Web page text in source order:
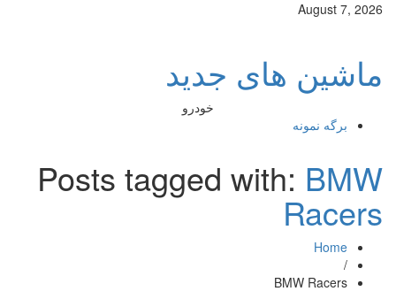
August 7, 2026
ماشین های جدید
خودرو
برگه نمونه
Posts tagged with:BMW
Racers
Home
/
BMW Racers